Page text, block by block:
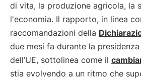
di vita, la produzione agricola, la
l'economia. Il rapporto, in linea
raccomandazioni della
due mesi fa durante la
dell’UE, sottolinea come il
stia evolvendo a un ritmo che